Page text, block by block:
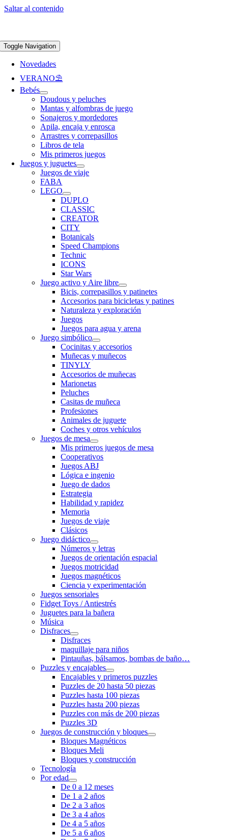
Saltar al contenido
Toggle Navigation
Novedades
VERANO⛱️​
Bebés
Doudous y peluches
Mantas y alfombras de juego
Sonajeros y mordedores
Apila, encaja y enrosca
Arrastres y correpasillos
Libros de tela
Mis primeros juegos
Juegos y juguetes
Juegos de viaje
FABA
LEGO
DUPLO
CLASSIC
CREATOR
CITY
Botanicals
Speed Champions
Technic
ICONS
Star Wars
Juego activo y Aire libre
Bicis, correpasillos y patinetes
Accesorios para bicicletas y patines
Naturaleza y exploración
Juegos
Juegos para agua y arena
Juego simbólico
Cocinitas y accesorios
Muñecas y muñecos
TINYLY
Accesorios de muñecas
Marionetas
Peluches
Casitas de muñeca
Profesiones
Animales de juguete
Coches y otros vehículos
Juegos de mesa
Mis primeros juegos de mesa
Cooperativos
Juegos ABJ
Lógica e ingenio
Juego de dados
Estrategia
Habilidad y rapidez
Memoria
Juegos de viaje
Clásicos
Juego didáctico
Números y letras
Juegos de orientación espacial
Juegos motricidad
Juegos magnéticos
Ciencia y experimentación
Juegos sensoriales
Fidget Toys / Antiestrés
Juguetes para la bañera
Música
Disfraces
Disfraces
maquillaje para niños
Pintauñas, bálsamos, bombas de baño…
Puzzles y encajables
Encajables y primeros puzzles
Puzzles de 20 hasta 50 piezas
Puzzles hasta 100 piezas
Puzzles hasta 200 piezas
Puzzles con más de 200 piezas
Puzzles 3D
Juegos de construcción y bloques
Bloques Magnéticos
Bloques Meli
Bloques y construcción
Tecnología
Por edad
De 0 a 12 meses
De 1 a 2 años
De 2 a 3 años
De 3 a 4 años
De 4 a 5 años
De 5 a 6 años